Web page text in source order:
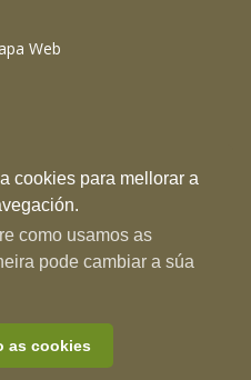
cookies para mellorar a
como usamos as
pode cambiar a súa
as cookies
Web